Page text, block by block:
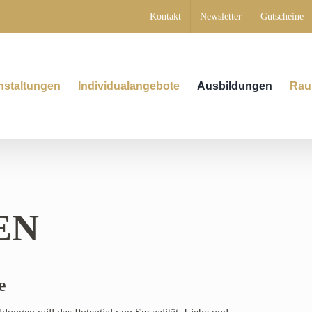
Kontakt Newsletter Gutscheine
Individualangebote Ausbildungen